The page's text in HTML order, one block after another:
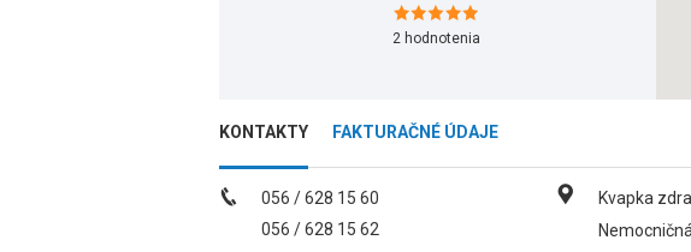
2hodnotenia
KONTAKTY FAKTURAČNÉ ÚDAJE
056 / 628 15 60
056 / 628 15 62
Kvapka